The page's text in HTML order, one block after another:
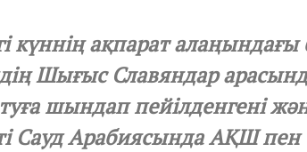
күннің ақпарат
Шығыс Славяндар
шындап пейілденгені
Сауд Арабиясында АҚШ пен